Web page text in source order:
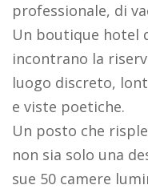
professionale, di
Un boutique hotel
incontrano la
luogo discreto,
e viste poetiche.
Un posto che
non sia solo una
sue 50 camere